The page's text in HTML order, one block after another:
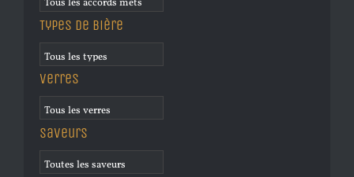
Types de bière
Verres
Saveurs